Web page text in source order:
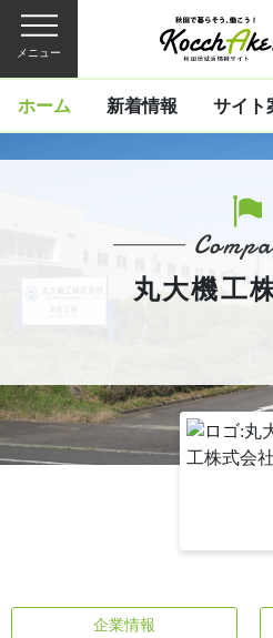
メニュー
ホーム 新着情報 サイト
丸大機工
企業情報